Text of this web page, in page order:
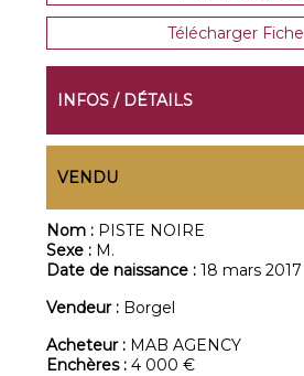
Télécharger Fiche
INFOS / DÉTAILS
VENDU
Nom : PISTE NOIRE
Sexe : M.
Date de naissance :18 mars 2017
Vendeur : Borgel
Acheteur : MAB AGENCY
Enchères :4 000 €